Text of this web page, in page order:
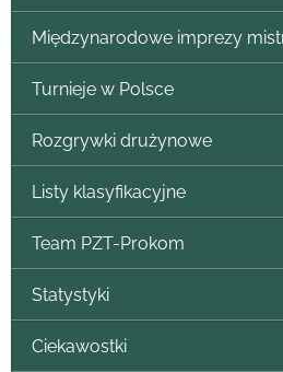
Międzynarodowe imprezy
Turnieje w Polsce
Rozgrywki drużynowe
Listy klasyfikacyjne
Team PZT-Prokom
Statystyki
Ciekawostki